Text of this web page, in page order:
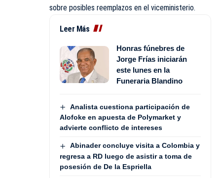
sobre posibles reemplazos en el viceministerio.
Leer Más
Honras fúnebres de
Jorge Frías iniciarán
este lunes en la
Funeraria Blandino
Analista cuestiona participación de
Alofoke en apuesta de Polymarket y
advierte conflicto de intereses
Abinader concluye visita a Colombia y
regresa a RD luego de asistir a toma de
posesión de De la Espriella